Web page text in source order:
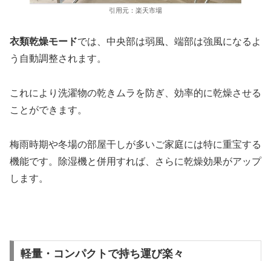
引用元：楽天市場
衣類乾燥モードでは、中央部は弱風、端部は強風になるよ
う自動調整されます。
これにより洗濯物の乾きムラを防ぎ、効率的に乾燥させる
ことができます。
梅雨時期や冬場の部屋干しが多いご家庭には特に重宝する
機能です。除湿機と併用すれば、さらに乾燥効果がアップ
します。
軽量・コンパクトで持ち運び楽々